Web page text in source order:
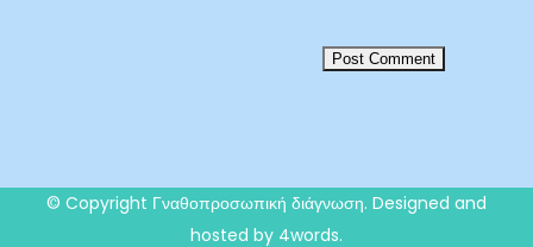
© Copyright Γναθοπροσωπική διάγνωση. Designed and
hosted by 4words.